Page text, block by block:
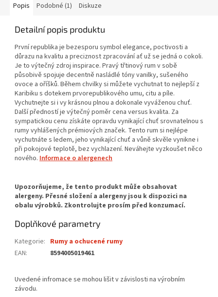
Popis Podobné (1) Diskuze
Detailní popis produktu
První republika je bezesporu symbol elegance, poctivosti a
důrazu na kvalitu a preciznost zpracování ať už se jedná o cokoli.
Je to výtečný zdroj inspirace. Pravý třtinový rum v sobě
působivě spojuje decentně nasládlé tóny vanilky, sušeného
ovoce a oříšků. Během chvilky si můžete vychutnat to nejlepší z
Karibiku s dotekem prvorepublikového umu, citu a píle.
Vychutnejte si i vy krásnou plnou a dokonale vyváženou chuť.
Další předností je výtečný poměr cena versus kvalita. Za
sympatickou cenu získáte opravdu vynikající chuť srovnatelnou s
rumy vyhlášených prémiových značek. Tento rum si nejlépe
vychutnáte s ledem, jeho vynikající chuť a vůně skvěle vynikne i
při pokojové teplotě, bez vychlazení. Neváhejte vyzkoušet něco
nového. Informace o alergenech
Doplňkové parametry
Kategorie: Rumy a ochucené rumy
EAN: 8594005019461